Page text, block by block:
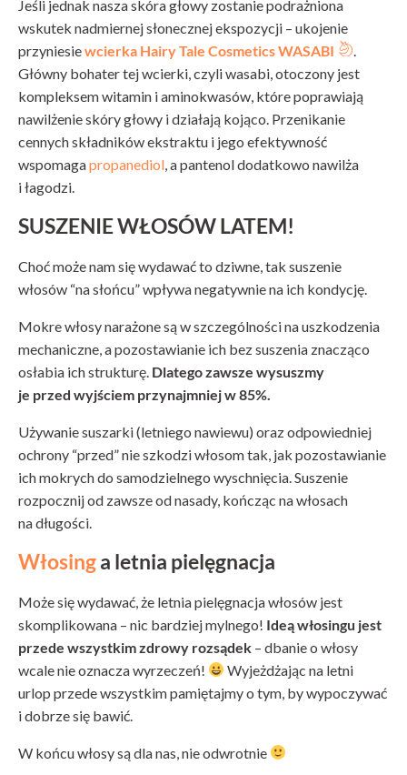
Jeśli jednak nasza skóra głowy zostanie podrażniona
wskutek nadmiernej słonecznej ekspozycji – ukojenie
przyniesiewcierka Hairy Tale Cosmetics WASABI
Główny bohater tej wcierki, czyli wasabi, otoczony jest
kompleksem witamin i aminokwasów, które poprawiają
nawilżenie skóry głowy i działają kojąco. Przenikanie
cennych składników ekstraktu i jego efektywność
wspomagapropanediol , a pantenol dodatkowo nawilża
i łagodzi.
SUSZENIE WŁOSÓW LATEM!
Choć może nam się wydawać to dziwne, tak suszenie
włosów “na słońcu” wpływa negatywnie na ich kondycję.
Mokre włosy narażone są w szczególności na uszkodzenia
mechaniczne, a pozostawianie ich bez suszenia znacząco
osłabia ich strukturę. Dlatego zawsze wysuszmy
je przed wyjściem przynajmniej w 85%.
Używanie suszarki (letniego nawiewu) oraz odpowiedniej
ochrony “przed” nie szkodzi włosom tak, jak pozostawianie
ich mokrych do samodzielnego wyschnięcia. Suszenie
rozpocznij od zawsze od nasady, kończąc na włosach
na długości.
Włosinga letnia pielęgnacja
Może się wydawać, że letnia pielęgnacja włosów jest
skomplikowana – nic bardziej mylnego! Ideą włosingu jest
przede wszystkim zdrowy rozsądek – dbanie o włosy
wcale nie oznacza wyrzeczeń!
Wyjeżdżając na letni
urlop przede wszystkim pamiętajmy o tym, by wypoczywać
i dobrze się bawić.
W końcu włosy są dla nas, nie odwrotnie